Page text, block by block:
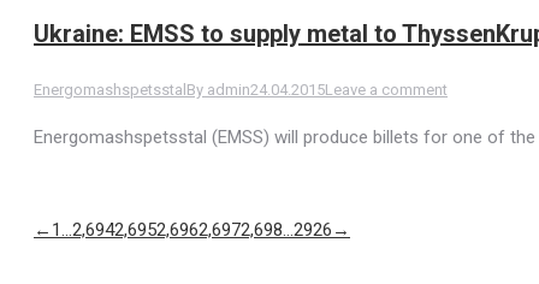
Ukraine: EMSS to supply metal to
Energomashspetsstal By admin24.04.2015Leave a comment
Energomashspetsstal (EMSS) will produce billets for one of
← 1…2,6942,6952,6962,6972,698…2926 →